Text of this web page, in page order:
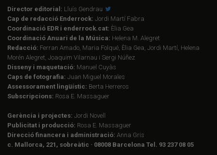
Director editorial: Lluís Gendrau
Cap de redacció Enderrock: Jordi Martí Fabra
Coordinació EDR i enderrock.cat: Èlia Gea
Coordinació Anuari de la Música: Helena M. Alegret
Redacció: Ferran Amado, Maria Folqué, Èlia Gea, Jordi Martí, Helena
Morén Alegret, Joaquim Vilarnau i Sergi Núñez
Disseny i maquetació: Manuel Cuyàs
Caps de fotografia: Juan Miguel Morales
Assessorament lingüístic: Berta Herreros
Subscripcions: Rosa E. Massaguer
Gerència i projectes: Jordi Novell
Publicitat i producció: Rosa E. Massaguer
Direcció financera i administració: Anna Gris
c. Mallorca, 221, sobreàtic · 08008 Barcelona Tel. 93 237 08 05